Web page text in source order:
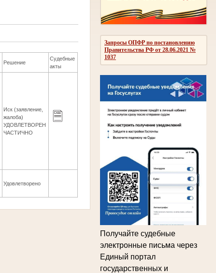
Запросы ОПФР по постановлению
Правительства РФ от 28.06.2021 №
1037
Получайте судебные
электронные письма через
Единый портал
государственных и
Решение
Судебные
акты
Иск (заявление,
жалоба)
УДОВЛЕТВОРЕН
ЧАСТИЧНО
Удовлетворено